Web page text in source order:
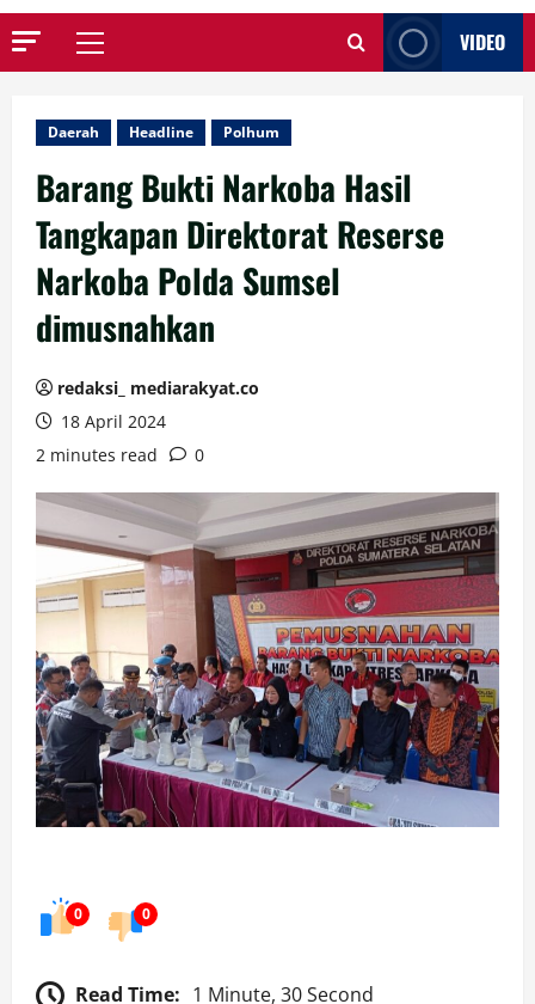
Primary
VIDEO
Daerah Headline Polhum
Barang Bukti Narkoba Hasil
Tangkapan Direktorat Reserse
Narkoba Polda Sumsel
dimusnahkan
redaksi_ mediarakyat.co
18 April 2024
2 minutes read
0
0 0
Read Time: 1 Minute, 30 Second